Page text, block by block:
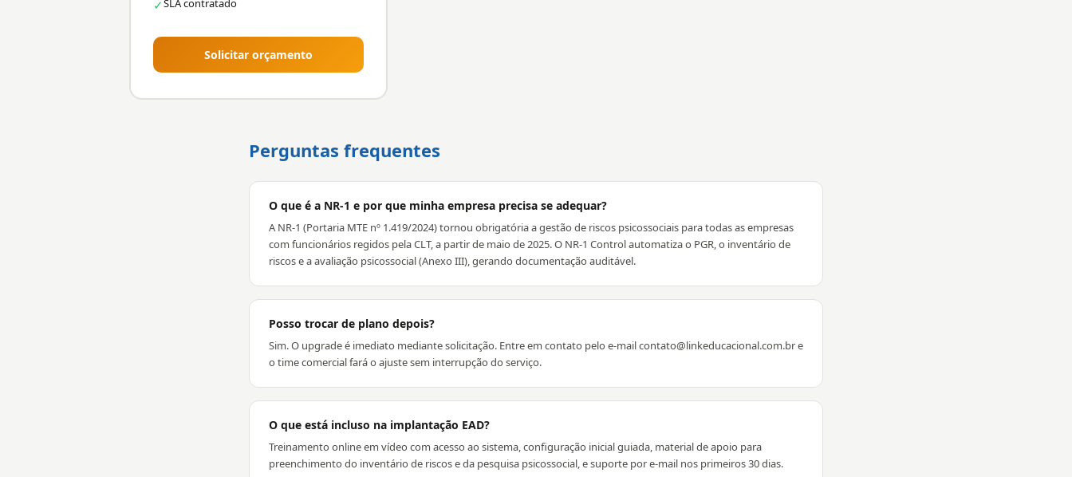
✓SLA contratado
Solicitar orçamento
Perguntas frequentes
O que é a NR-1 e por que minha empresa precisa se adequar?
A NR-1 (Portaria MTE nº 1.419/2024) tornou obrigatória a gestão de riscos psicossociais para todas as empresas
com funcionários regidos pela CLT, a partir de maio de 2025. O NR-1 Control automatiza o PGR, o inventário de
riscos e a avaliação psicossocial (Anexo III), gerando documentação auditável.
Posso trocar de plano depois?
Sim. O upgrade é imediato mediante solicitação. Entre em contato pelo e-mail contato@linkeducacional.com.br e
o time comercial fará o ajuste sem interrupção do serviço.
O que está incluso na implantação EAD?
Treinamento online em vídeo com acesso ao sistema, configuração inicial guiada, material de apoio para
preenchimento do inventário de riscos e da pesquisa psicossocial, e suporte por e-mail nos primeiros 30 dias.